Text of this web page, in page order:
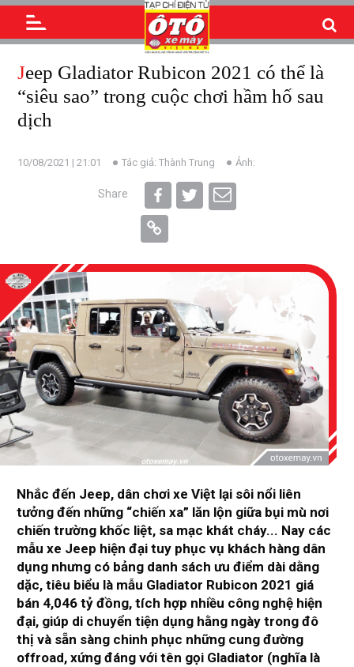
Jeep Gladiator Rubicon 2021 có thể là
“siêu sao” trong cuộc chơi hầm hố sau
dịch
10/08/2021 | 21:01 Tác giả: Thành Trung Ảnh:
Share
Nhắc đến Jeep, dân chơi xe Việt lại sôi nổi liên
tưởng đến những “chiến xa” lăn lộn giữa bụi mù nơi
chiến trường khốc liệt, sa mạc khát cháy... Nay các
mẫu xe Jeep hiện đại tuy phục vụ khách hàng dân
dụng nhưng có bảng danh sách ưu điểm dài dằng
dặc, tiêu biểu là mẫu Gladiator Rubicon 2021 giá
bán 4,046 tỷ đồng, tích hợp nhiều công nghệ hiện
đại, giúp di chuyển tiện dụng hằng ngày trong đô
thị và sẵn sàng chinh phục những cung đường
offroad, xứng đáng với tên gọi Gladiator (nghĩa là